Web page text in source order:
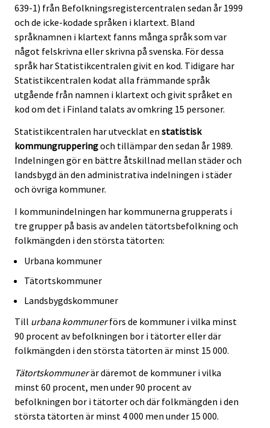
639-1) från Befolkningsregistercentralen sedan år 1999
och de icke-kodade språken i klartext. Bland
språknamnen i klartext fanns många språk som var
något felskrivna eller skrivna på svenska. För dessa
språk har Statistikcentralen givit en kod. Tidigare har
Statistikcentralen kodat alla främmande språk
utgående från namnen i klartext och givit språket en
kod om det i Finland talats av omkring 15 personer.
Statistikcentralen har utvecklat en statistisk
kommungrupperingoch tillämpar den sedan år 1989.
Indelningen gör en bättre åtskillnad mellan städer och
landsbygd än den administrativa indelningen i städer
och övriga kommuner.
I kommunindelningen har kommunerna grupperats i
tre grupper på basis av andelen tätortsbefolkning och
folkmängden i den största tätorten:
Urbana kommuner
Tätortskommuner
Landsbygdskommuner
Till urbana kommunerförs de kommuner i vilka minst
90 procent av befolkningen bor i tätorter eller där
folkmängden i den största tätorten är minst 15 000.
Tätortskommunerär däremot de kommuner i vilka
minst 60 procent, men under 90 procent av
befolkningen bor i tätorter och där folkmängden i den
största tätorten är minst 4 000 men under 15 000.